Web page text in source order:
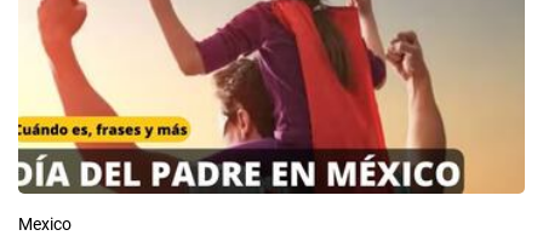
Mexico